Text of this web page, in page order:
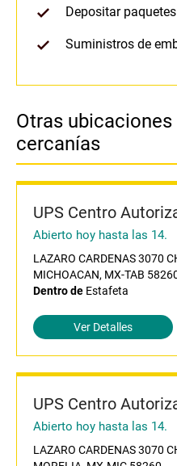
Depositar paquetes
Suministros de
Otras ubicaciones
cercanías
UPS Centro
Abierto hoy hasta las 14.
LAZARO CARDENAS 3070
MICHOACAN, MX-TAB
Dentro de Estafeta
Ver Detalles
UPS Centro
Abierto hoy hasta las 14.
LAZARO CARDENAS 3070